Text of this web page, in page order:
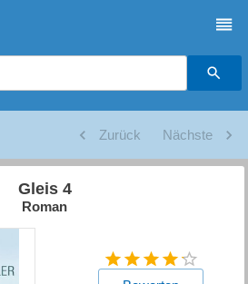
Zurück Nächste
Gleis 4
Roman